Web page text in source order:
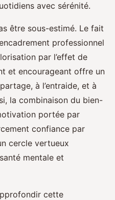
avec sérénité.
être sous-estimé. Le fait
professionnel
par l’effet de
et encourageant offre un
à l’entraide, et à
la combinaison du bien-
portée par
confiance par
cercle vertueux
mentale et
cette